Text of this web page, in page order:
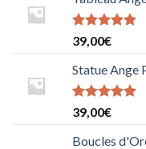
Note5sur
39,00€
Statue Ange
Note
sur 5
39,00€
Boucles